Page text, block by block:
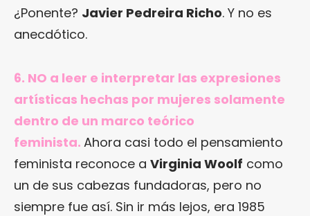
¿Ponente? Javier Pedreira Richo. Y no es
anecdótico.
6. NO a leer e interpretar las expresiones
artísticas hechas por mujeres solamente
dentro de un marco teórico
feminista. Ahora casi todo el pensamiento
feminista reconoce a Virginia Woolf como
un de sus cabezas fundadoras, pero no
siempre fue así. Sin ir más lejos, era 1985